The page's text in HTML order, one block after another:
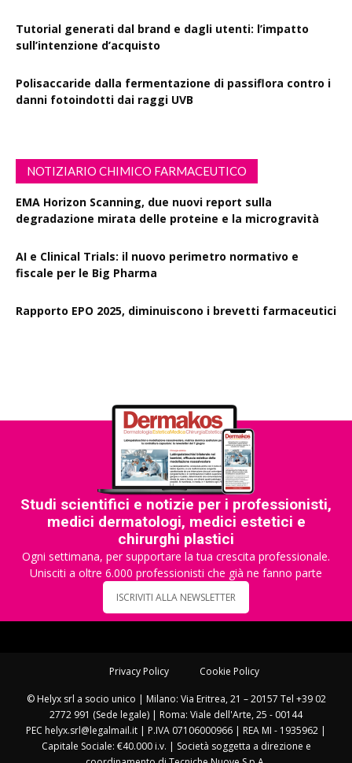
Tutorial generati dal brand e dagli utenti: l’impatto
sull’intenzione d’acquisto
Polisaccaride dalla fermentazione di passiflora contro i
danni fotoindotti dai raggi UVB
NOTIZIARIO CHIMICO FARMACEUTICO
EMA Horizon Scanning, due nuovi report sulla
degradazione mirata delle proteine e la microgravità
AI e Clinical Trials: il nuovo perimetro normativo e
fiscale per le Big Pharma
Rapporto EPO 2025, diminuiscono i brevetti farmaceutici
Studi scientifici e notizie per i professionisti,
medici dermatologi, medici estetici e
chirurghi plastici
Ogni settimana, per supportare la tua crescita professionale.
Unisciti a oltre 6.000 professionisti che già ne fanno parte
ISCRIVITI ALLA NEWSLETTER
Privacy Policy Cookie Policy
© Helyx srl a socio unico | Milano: Via Eritrea, 21 – 20157 Tel +39 02
2772 991 (Sede legale) | Roma: Viale dell'Arte, 25 - 00144
PEC helyx.srl@legalmail.it | P.IVA 07106000966 | REA MI - 1935962 |
Capitale Sociale: €40.000 i.v. | Società soggetta a direzione e